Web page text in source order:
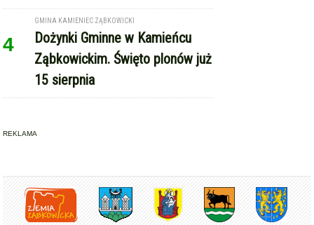
4
GMINA KAMIENIEC ZĄBKOWICKI
Dożynki Gminne w Kamieńcu
Ząbkowickim. Święto plonów już
15 sierpnia
REKLAMA